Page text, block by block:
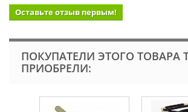
Оставьте отзыв первым!
ПОКУПАТЕЛИ ЭТОГО ТОВАРА
ПРИОБРЕЛИ: